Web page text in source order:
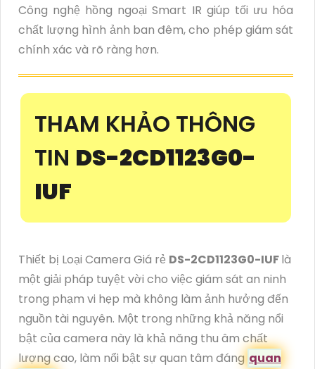
Công nghệ hồng ngoại Smart IR giúp tối ưu hóa
chất lượng hình ảnh ban đêm, cho phép giám sát
chính xác và rõ ràng hơn.
THAM KHẢO THÔNG
TIN DS-2CD1123G0-
IUF
Thiết bị Loại Camera Giá rẻ DS-2CD1123G0-IUFlà
một giải pháp tuyệt vời cho việc giám sát an ninh
trong phạm vi hẹp mà không làm ảnh hưởng đến
nguồn tài nguyên. Một trong những khả năng nổi
bật của camera này là khả năng thu âm chất
lượng cao, làm nổi bật sự quan tâm đáng quan